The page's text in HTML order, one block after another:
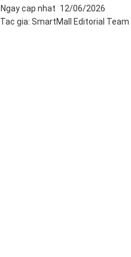
Ngay cap nhat 12/06/2026
Tac gia: SmartMall Editorial Team